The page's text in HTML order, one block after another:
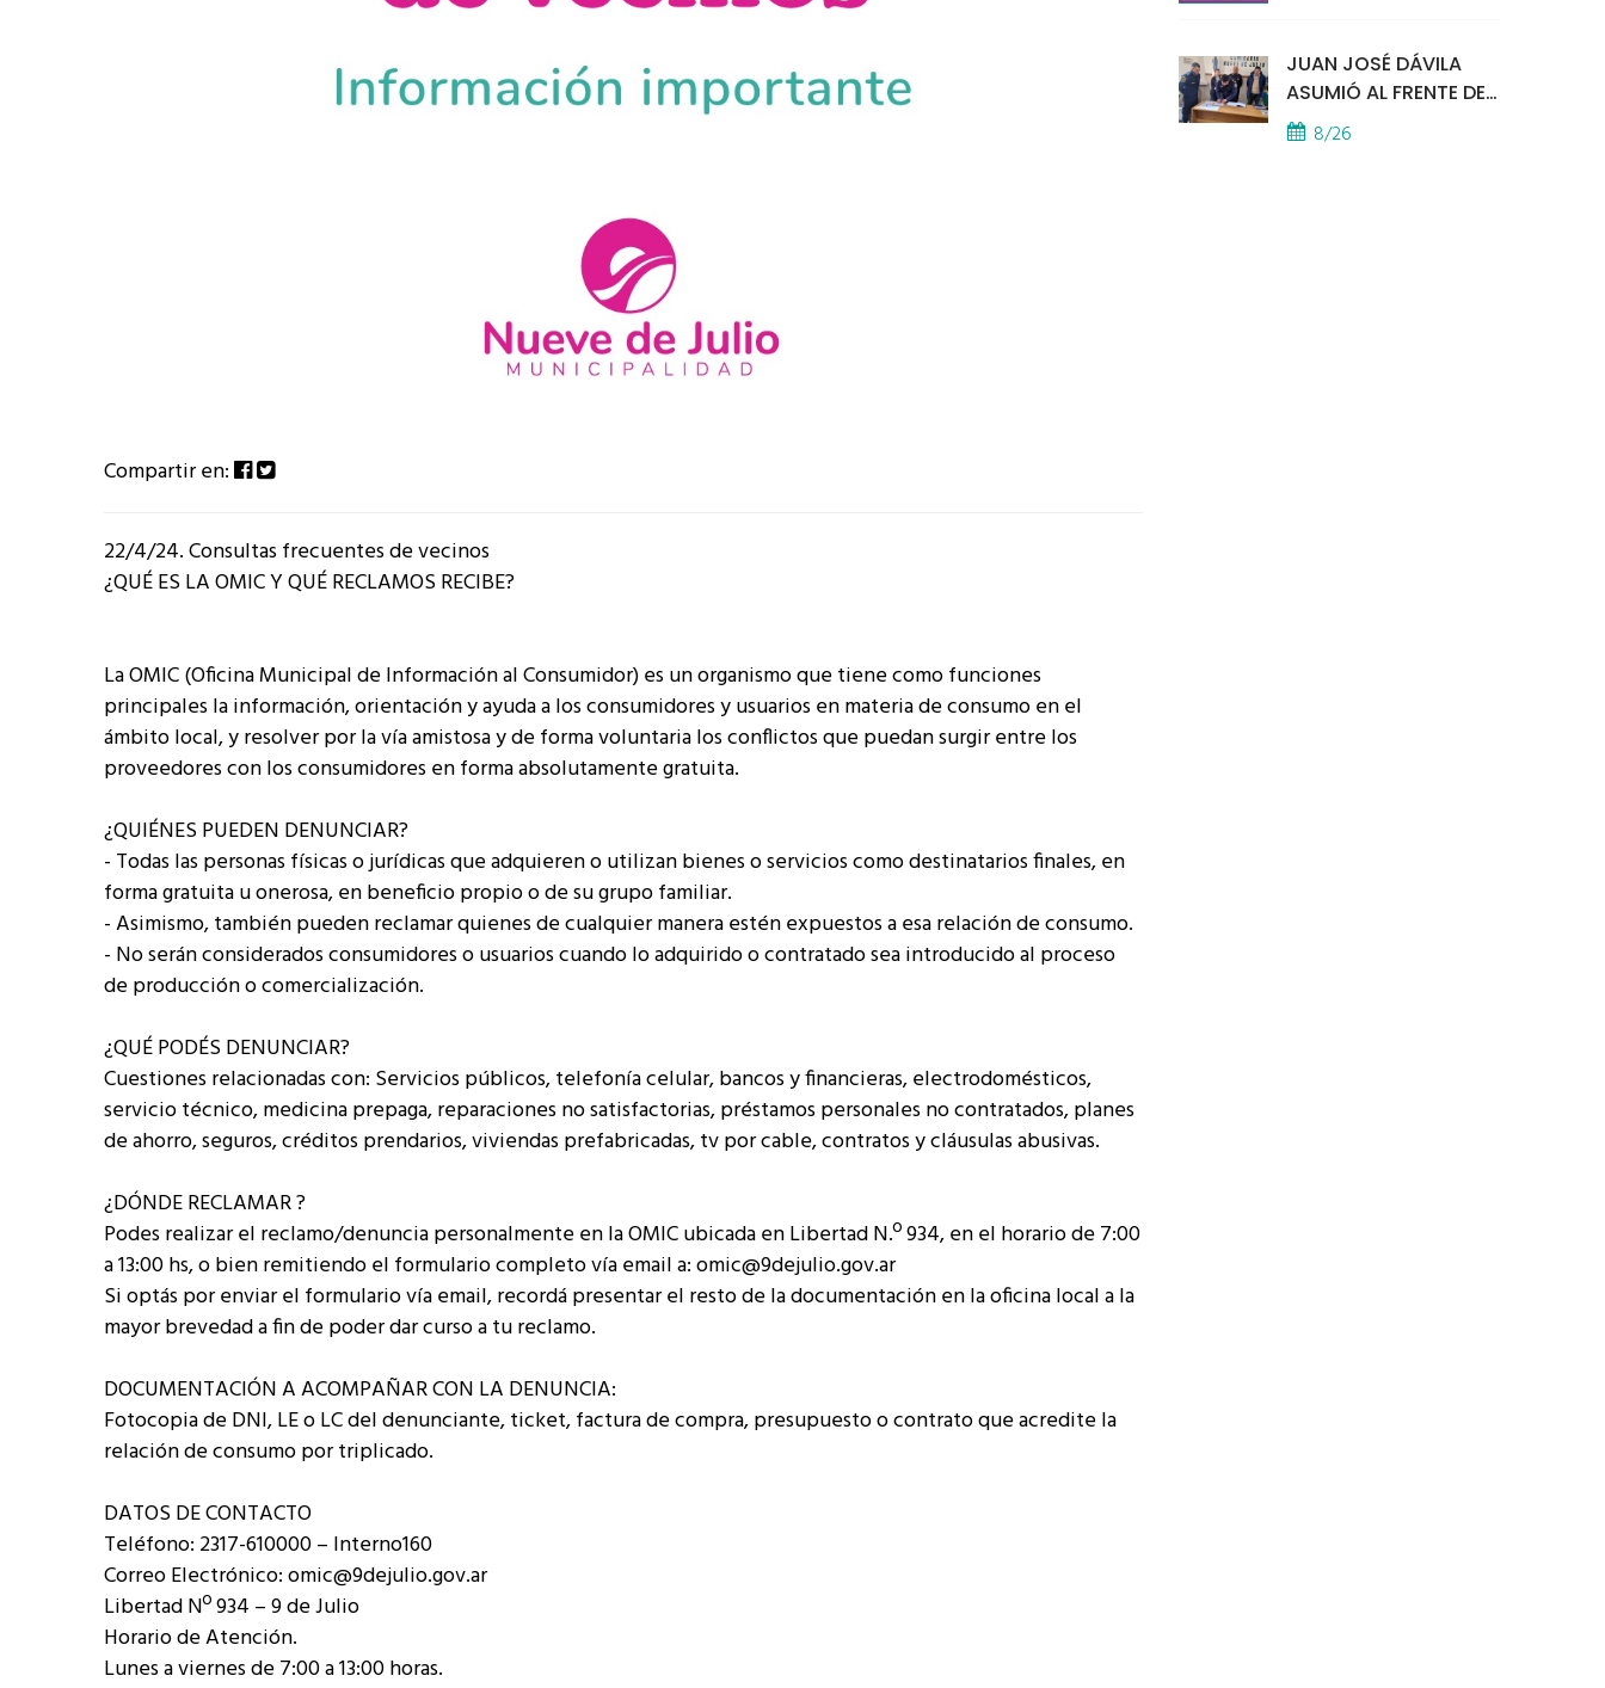
Compartir en:
22/4/24. Consultas frecuentes de vecinos
¿QUÉ ES LA OMIC Y QUÉ RECLAMOS RECIBE?
La OMIC (Oficina Municipal de Información al Consumidor) es un organismo que tiene como funciones
principales la información, orientación y ayuda a los consumidores y usuarios en materia de consumo en el
ámbito local, y resolver por la vía amistosa y de forma voluntaria los conflictos que puedan surgir entre los
proveedores con los consumidores en forma absolutamente gratuita.
¿QUIÉNES PUEDEN DENUNCIAR?
- Todas las personas físicas o jurídicas que adquieren o utilizan bienes o servicios como destinatarios finales, en
forma gratuita u onerosa, en beneficio propio o de su grupo familiar.
- Asimismo, también pueden reclamar quienes de cualquier manera estén expuestos a esa relación de consumo.
- No serán considerados consumidores o usuarios cuando lo adquirido o contratado sea introducido al proceso
de producción o comercialización.
¿QUÉ PODÉS DENUNCIAR?
Cuestiones relacionadas con: Servicios públicos, telefonía celular, bancos y financieras, electrodomésticos,
servicio técnico, medicina prepaga, reparaciones no satisfactorias, préstamos personales no contratados, planes
de ahorro, seguros, créditos prendarios, viviendas prefabricadas, tv por cable, contratos y cláusulas abusivas.
¿DÓNDE RECLAMAR ?
Podes realizar el reclamo/denuncia personalmente en la OMIC ubicada en Libertad N.º 934, en el horario de 7:00
a 13:00 hs, o bien remitiendo el formulario completo vía email a: omic@9dejulio.gov.ar
Si optás por enviar el formulario vía email, recordá presentar el resto de la documentación en la oficina local a la
mayor brevedad a fin de poder dar curso a tu reclamo.
DOCUMENTACIÓN A ACOMPAÑAR CON LA DENUNCIA:
Fotocopia de DNI, LE o LC del denunciante, ticket, factura de compra, presupuesto o contrato que acredite la
relación de consumo por triplicado.
DATOS DE CONTACTO
Teléfono: 2317-610000 – Interno160
Correo Electrónico: omic@9dejulio.gov.ar
Libertad Nº 934 – 9 de Julio
Horario de Atención.
Lunes a viernes de 7:00 a 13:00 horas.
JUAN JOSÉ DÁVILA
ASUMIÓ AL FRENTE DE
LA POLICÍA COMUNAL
8/26